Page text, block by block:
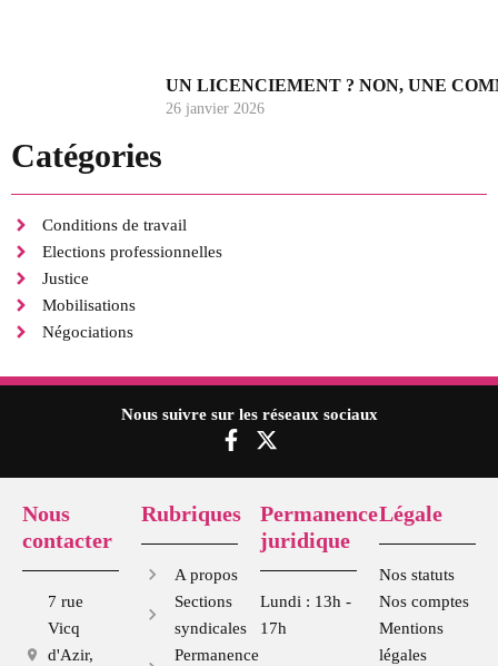
Catégories
Conditions de travail
Elections professionnelles
Justice
Mobilisations
Négociations
UN LICENCIEMENT ? NON, UNE
26 janvier 2026
Nous suivre sur les réseaux sociaux
F
a
c
b
o
o
-
f
X
-
t
w
i
t
t
e
r
Nous
contacter
7 rue
Vicq
d'Azir,
Rubriques
A propos
Sections
syndicales
Permanence
Permanence
juridique
Lundi : 13h -
17h
Légale
Nos statuts
Nos comptes
Mentions
légales